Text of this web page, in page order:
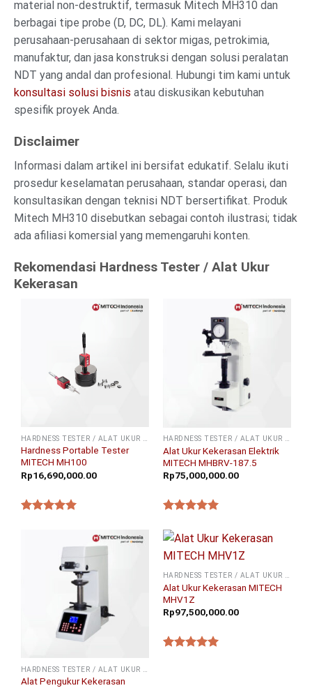
material non-destruktif, termasuk Mitech MH310 dan
berbagai tipe probe (D, DC, DL). Kami melayani
perusahaan-perusahaan di sektor migas, petrokimia,
manufaktur, dan jasa konstruksi dengan solusi peralatan
NDT yang andal dan profesional. Hubungi tim kami untuk
konsultasi solusi bisnis atau diskusikan kebutuhan
spesifik proyek Anda.
Disclaimer
Informasi dalam artikel ini bersifat edukatif. Selalu ikuti
prosedur keselamatan perusahaan, standar operasi, dan
konsultasikan dengan teknisi NDT bersertifikat. Produk
Mitech MH310 disebutkan sebagai contoh ilustrasi; tidak
ada afiliasi komersial yang memengaruhi konten.
Rekomendasi Hardness Tester / Alat Ukur
Kekerasan
Hardness Portable Tester
MITECH MH100
Rp16,690,000.00
Alat Ukur Kekerasan Elektrik
MITECH MHBRV-187.5
Rp75,000,000.00
Alat Pengukur Kekerasan
HARDNESS TESTER / ALAT UKUR KEKERASAN
Alat Ukur Kekerasan MITECH
MHV1Z
Rp97,500,000.00